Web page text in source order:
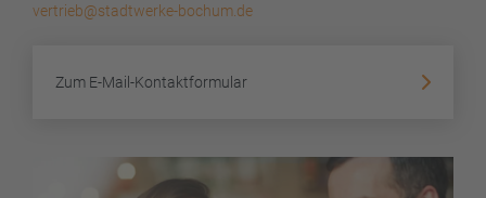
vertrieb@stadtwerke-bochum.de
Zum E-Mail-Kontaktformular